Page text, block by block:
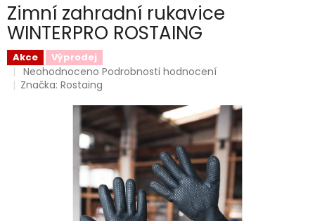
Zimní zahradní rukavice
WINTERPRO ROSTAING
Akce Výprodej
Průměrné
hodnocení
Neohodnoceno Podrobnosti hodnocení
Značka:Rostaing